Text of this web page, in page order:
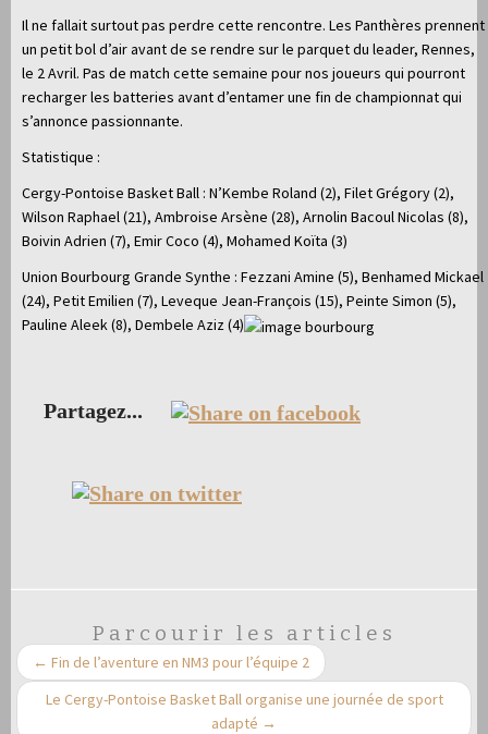
Il ne fallait surtout pas perdre cette rencontre. Les Panthères prennent
un petit bol d’air avant de se rendre sur le parquet du leader, Rennes,
le 2 Avril. Pas de match cette semaine pour nos joueurs qui pourront
recharger les batteries avant d’entamer une fin de championnat qui
s’annonce passionnante.
Statistique :
Cergy-Pontoise Basket Ball : N’Kembe Roland (2), Filet Grégory (2),
Wilson Raphael (21), Ambroise Arsène (28), Arnolin Bacoul Nicolas (8),
Boivin Adrien (7), Emir Coco (4), Mohamed Koïta (3)
Union Bourbourg Grande Synthe : Fezzani Amine (5), Benhamed Mickael
(24), Petit Emilien (7), Leveque Jean-François (15), Peinte Simon (5),
Pauline Aleek (8), Dembele Aziz (4)
Partagez...
Parcourir les articles
← Fin de l’aventure en NM3 pour l’équipe 2
Le Cergy-Pontoise Basket Ball organise une journée de sport
adapté →